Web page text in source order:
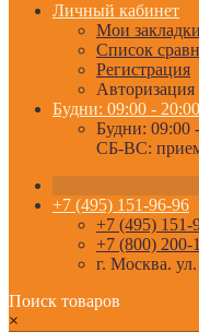
Личный кабинет
Мои
Список
Регистрация
Авторизация
Будни: 09:00 - 20:00
Будни: 09:00
СБ-ВС: прием
+7 (495) 151-96-96
+7 (495) 151-
+7 (800) 200-
г. Москва.
Поиск товаров
×